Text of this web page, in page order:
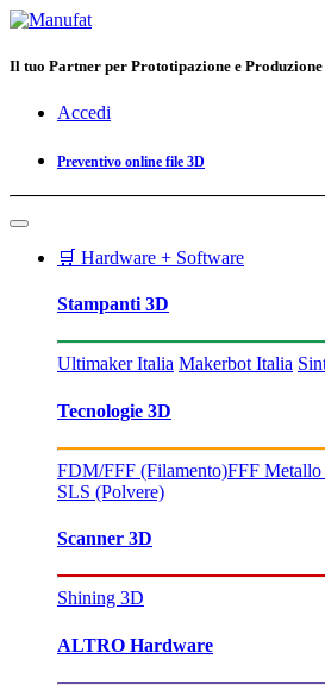
Il tuo Partner per Prototipazione e Produzione
Accedi
Preventivo online file 3D
🛒 Hardware + Software
Stampanti 3D
Ultimaker Italia Makerbot Italia
Tecnologie 3D
FDM/FFF (Filamento)FFF
SLS (Polvere)
Scanner 3D
Shining 3D
ALTRO Hardware